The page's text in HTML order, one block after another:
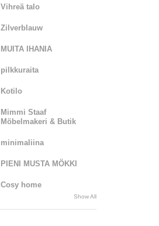
Vihreä talo
Zilverblauw
MUITA IHANIA
pilkkuraita
Kotilo
Mimmi Staaf
Möbelmakeri & Butik
minimaliina
PIENI MUSTA MÖKKI
Cosy home
Show All